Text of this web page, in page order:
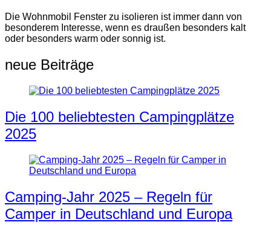
Die Wohnmobil Fenster zu isolieren ist immer dann von
besonderem Interesse, wenn es draußen besonders kalt
oder besonders warm oder sonnig ist.
neue Beiträge
Die 100 beliebtesten Campingplätze
2025
Camping-Jahr 2025 – Regeln für
Camper in Deutschland und Europa